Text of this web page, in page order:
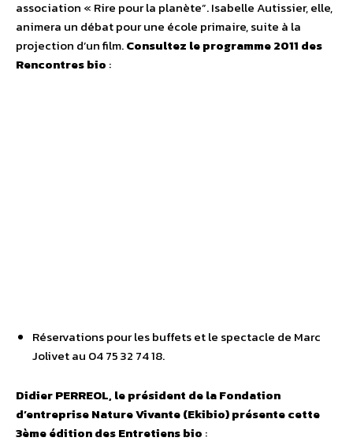
association « Rire pour la planète”. Isabelle Autissier, elle,
animera un débat pour une école primaire, suite à la
projection d’un film.Consultez le programme 2011 des
Rencontres bio :
Réservations pour les buffets et le spectacle de Marc
Jolivet au 04 75 32 74 18.
Didier PERREOL, le président de la Fondation
d’entreprise Nature Vivante (Ekibio) présente cette
3ème édition des Entretiens bio :